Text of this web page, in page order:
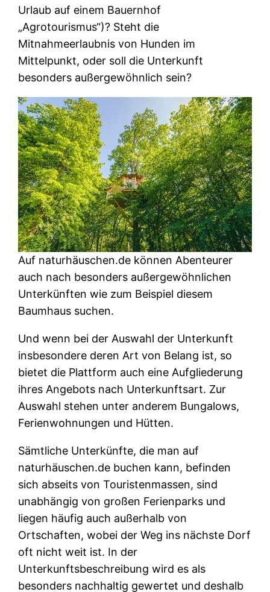
Urlaub auf einem Bauernhof
„Agrotourismus“)? Steht die
Mitnahmeerlaubnis von Hunden im
Mittelpunkt, oder soll die Unterkunft
besonders außergewöhnlich sein?
Auf naturhäuschen.de können Abenteurer
auch nach besonders außergewöhnlichen
Unterkünften wie zum Beispiel diesem
Baumhaus suchen.
Und wenn bei der Auswahl der Unterkunft
insbesondere deren Art von Belang ist, so
bietet die Plattform auch eine Aufgliederung
ihres Angebots nach Unterkunftsart. Zur
Auswahl stehen unter anderem Bungalows,
Ferienwohnungen und Hütten.
Sämtliche Unterkünfte, die man auf
naturhäuschen.de buchen kann, befinden
sich abseits von Touristenmassen, sind
unabhängig von großen Ferienparks und
liegen häufig auch außerhalb von
Ortschaften, wobei der Weg ins nächste Dorf
oft nicht weit ist. In der
Unterkunftsbeschreibung wird es als
besonders nachhaltig gewertet und deshalb